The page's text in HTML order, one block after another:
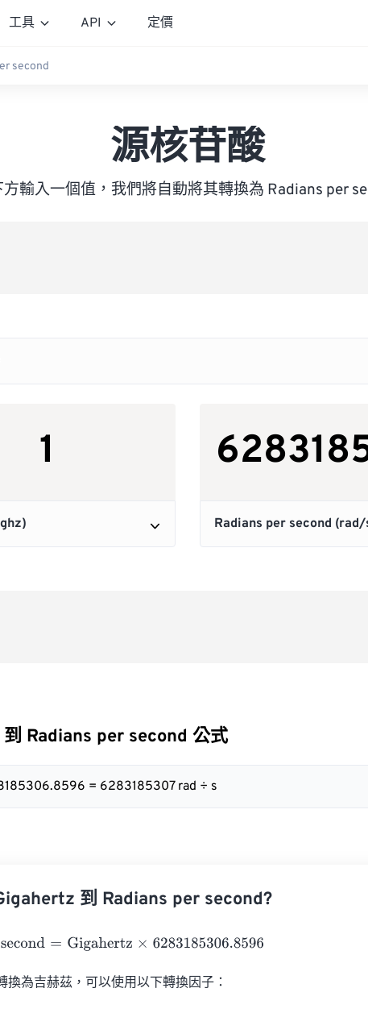
工具 API 定價
second
源核苷酸
方輸入一個值，我們將自動將其轉換為 Radians per
Radians per second 公式
= 6283185307 rad ÷ s
到 Radians per second?
=Gigahertz×6283185306.8596
換為吉赫茲，可以使用以下轉換因子：